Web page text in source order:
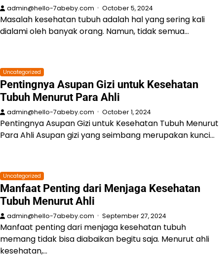
admin@hello-7abeby.com October 5, 2024
Masalah kesehatan tubuh adalah hal yang sering kali
dialami oleh banyak orang. Namun, tidak semua…
Uncategorized
Pentingnya Asupan Gizi untuk Kesehatan
Tubuh Menurut Para Ahli
admin@hello-7abeby.com October 1, 2024
Pentingnya Asupan Gizi untuk Kesehatan Tubuh Menurut
Para Ahli Asupan gizi yang seimbang merupakan kunci…
Uncategorized
Manfaat Penting dari Menjaga Kesehatan
Tubuh Menurut Ahli
admin@hello-7abeby.com September 27, 2024
Manfaat penting dari menjaga kesehatan tubuh
memang tidak bisa diabaikan begitu saja. Menurut ahli
kesehatan,…